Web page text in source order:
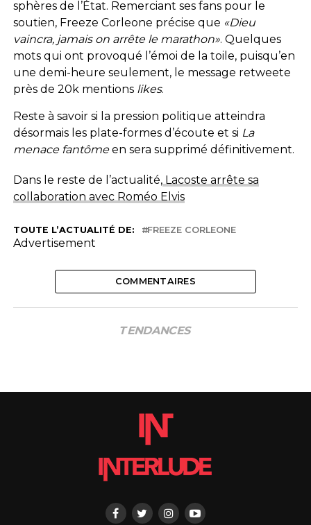
sphères de l’État. Remerciant ses fans pour le
soutien, Freeze Corleone précise que «Dieu
vaincra, jamais on arrête le marathon». Quelques
mots qui ont provoqué l’émoi de la toile, puisqu’en
une demi-heure seulement, le message retweete
près de 20k mentions likes.
Reste à savoir si la pression politique atteindra
désormais les plate-formes d’écoute et si La
menace fantômeen sera supprimé définitivement.
Dans le reste de l’actualité,Lacoste arrête sa
collaboration avec Roméo Elvis
TOUTE L’ACTUALITÉ DE: FREEZE CORLEONE
Advertisement
COMMENTAIRES
TENDANCES